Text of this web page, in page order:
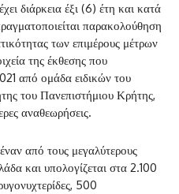
διάρκεια έξι (6) έτη και κατά
παρακολούθηση
των επιμέρους μέτρων
της έκθεσης που
από ομάδα ειδικών του
του Πανεπιστήμιου Κρήτης,
αναθεωρήσεις.
από τους μεγαλύτερους
και υπολογίζεται στα 2.100
500